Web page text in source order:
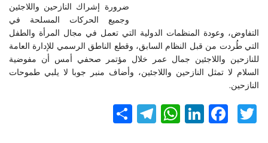
ضرورة إشراك النازحين واللاجئين
وجميع الحركات المسلحة في
التفاوض، وعودة المنظمات الدولية التي تعمل في مجال المرأة والطفل
التي طُردت من قبل النظام السابق، وقطع الناطق الرسمي للإدارة العامة
للنازحين واللاجئين جمال عمر خلال مؤتمر صحفي أمس أن مفوضية
السلام لا تمثل النازحين واللاجئين، وأضاف منبر جوبا لا يلبي طموحات
النازحين.
Twitter
Facebook
LinkedIn
WhatsApp
Telegram